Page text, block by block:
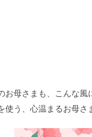
お母さまも、こんな風
使う、心温まるお母さ